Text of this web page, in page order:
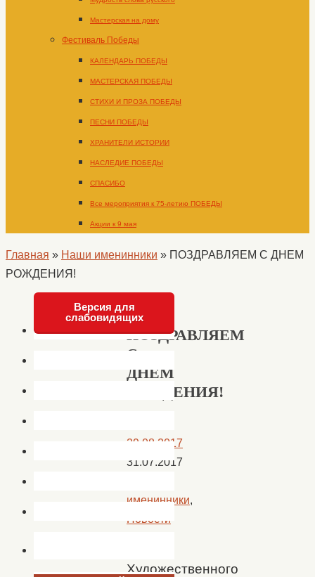
Мастерская на дому
Фестиваль Победы
КАЛЕНДАРЬ ПОБЕДЫ
МАСТЕРСКАЯ ПОБЕДЫ
СТИХИ И ПРОЗА ПОБЕДЫ
ПЕСНИ ПОБЕДЫ
ХРАНИТЕЛИ ИСТОРИИ
НАСЛЕДИЕ ПОБЕДЫ
СПАСИБО
Все мероприятия к 75-летию ПОБЕДЫ
Акции к 9 мая
Главная » Наши именинники » ПОЗДРАВЛЯЕМ С ДНЕМ
РОЖДЕНИЯ!
ПОЗДРАВЛЯЕМ
С
ДНЕМ
РОЖДЕНИЯ!
29.08.2017
31.07.2017
именинники,
Новости
Художественного
Версия для
слабовидящих